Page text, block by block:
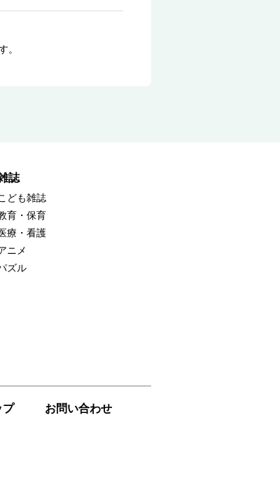
。
誌
ども雑誌
育・保育
療・看護
ニメ
ズル
プ お問い合わせ